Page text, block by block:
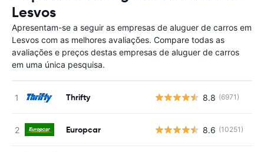
Lesvos
Apresentam-se a seguir as empresas de aluguer de carros em
Lesvos com as melhores avaliações. Compare todas as
avaliações e preços destas empresas de aluguer de carros
em uma única pesquisa.
Thrifty 8.8 (6971)
Europcar 8.6 (10251)